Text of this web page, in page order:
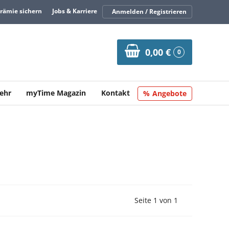
sichern Jobs & Karriere Anmelden / Registrieren
0,00 € 0
myTime Magazin Kontakt Angebote
Vorherige Seite
Seite 1 von 1